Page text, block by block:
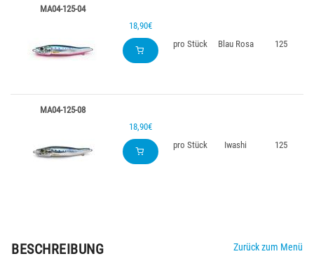
MA04-125-04
18,90€
pro Stück
Blau Rosa 125
MA04-125-08
18,90€
pro Stück
Iwashi 125
BESCHREIBUNG Zurück zum Menü